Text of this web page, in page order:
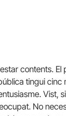
contents.
tingui
Vist,
No